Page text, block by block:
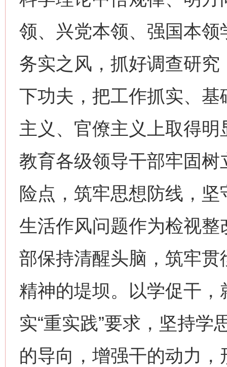
领、兴党本领、强国本
务实之风，抓好调查研
下功夫，把工作抓实、
主义、官僚主义上取得
教育各级领导干部牢固
险点，筑牢思想防线，
生活作风问题作为检视
部保持清醒头脑，筑牢
精神的堤坝。以学促干
实“重实践”要求，坚持
的导向，增强干的动力
网上购药对药下症？
这是一记警钟！ 谢